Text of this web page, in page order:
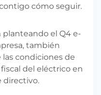
cómo seguir.
planteando el Q4 e-
también
condiciones de
del eléctrico en
directivo.